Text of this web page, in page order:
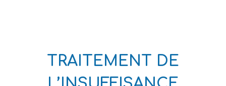
TRAITEMENT DE